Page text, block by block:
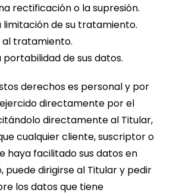
rectificación o la supresión.
limitación de su tratamiento.
al tratamiento.
portabilidad de sus datos.
derechos es personal y por
directamente por el
directamente al Titular,
cualquier cliente, suscriptor o
haya facilitado sus datos en
puede dirigirse al Titular y pedir
los datos que tiene